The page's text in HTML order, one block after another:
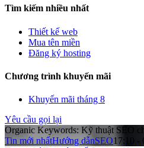
Tìm kiếm nhiều nhất
Thiết kế web
Mua tên miền
Đăng ký hosting
Chương trình khuyến mãi
Khuyến mãi tháng 8
Yêu cầu gọi lại
Organic Keywords: Kỹ thuật SEO
Tin mới nhấtHướng dẫnSEO17:10 -